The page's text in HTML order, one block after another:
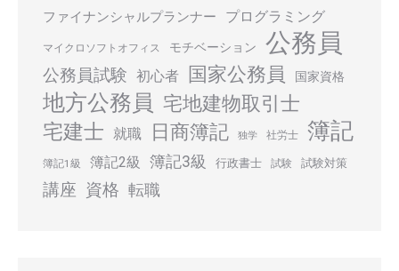
ファイナンシャルプランナー プログラミング
マイクロソフトオフィス モチベーション 公務員
公務員試験 初心者 国家公務員 国家資格
地方公務員 宅地建物取引士
宅建士 就職 日商簿記 独学 社労士 簿記
簿記1級 簿記2級 簿記3級 行政書士 試験 試験対策
講座 資格 転職